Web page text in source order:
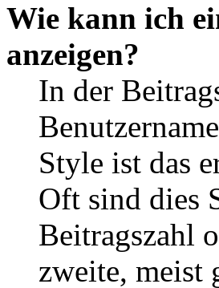
Wie kann ich
anzeigen?
In der
Style ist das
Oft sind dies
Beitragszahl
zweite, meist